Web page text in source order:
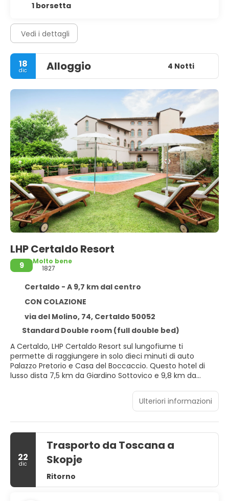
1 borsetta
Vedi i dettagli
18
dic Alloggio 4 Notti
LHP Certaldo Resort
9
Molto bene
1827
Certaldo - A 9,7 km dal centro
CON COLAZIONE
via del Molino, 74, Certaldo 50052
Standard Double room (full double bed)
A Certaldo, LHP Certaldo Resort sul lungofiume ti
permette di raggiungere in solo dieci minuti di auto
Palazzo Pretorio e Casa del Boccaccio. Questo hotel di
lusso dista 7,5 km da Giardino Sottovico e 9,8 km da
Il divertimento è assicurato grazie ad un'ampia gamma di
servizi ricreativi, che includono una piscina all'aperto e
una palestra aperta giorno e notte. In questo hotel potrai
inoltre contare su il Wi-Fi gratuito, servizi di concierge e
servizi per matrimoni. Grazie alla navetta locale (con
supplemento), sarà semplicissimo raggiungere le vicine
attrazioni.
Rilassati in una delle 30 camere della struttura, complete
Ulteriori informazioni
22
dic
Trasporto da Toscana a
Skopje
Ritorno